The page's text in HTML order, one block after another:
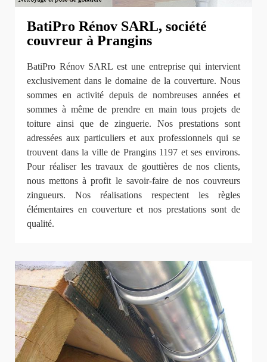
BatiPro Rénov SARL, société
couvreur à Prangins
BatiPro Rénov SARL est une entreprise qui intervient
exclusivement dans le domaine de la couverture. Nous
sommes en activité depuis de nombreuses années et
sommes à même de prendre en main tous projets de
toiture ainsi que de zinguerie. Nos prestations sont
adressées aux particuliers et aux professionnels qui se
trouvent dans la ville de Prangins 1197 et ses environs.
Pour réaliser les travaux de gouttières de nos clients,
nous mettons à profit le savoir-faire de nos couvreurs
zingueurs. Nos réalisations respectent les règles
élémentaires en couverture et nos prestations sont de
qualité.